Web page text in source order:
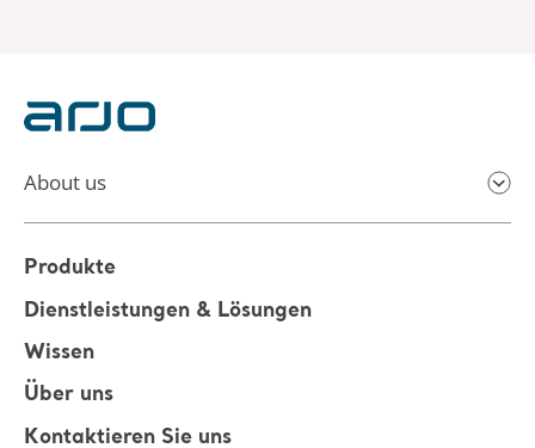
About us
Produkte
Dienstleistungen & Lösungen
Wissen
Über uns
Kontaktieren Sie uns